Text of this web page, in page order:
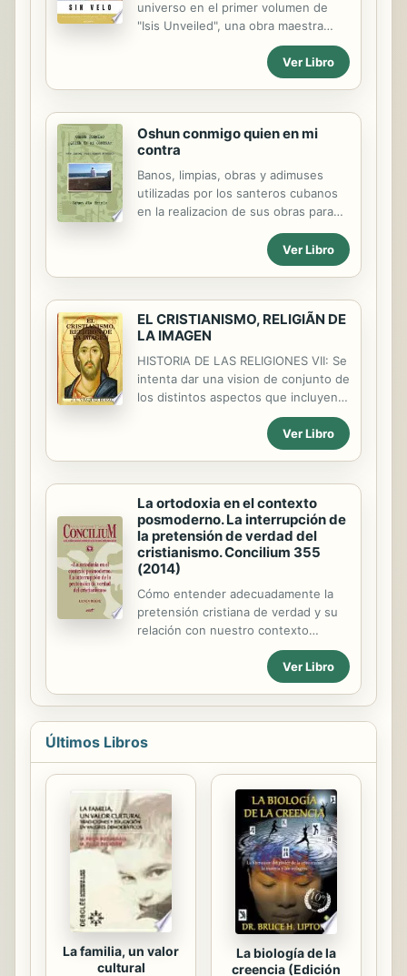
universo en el primer volumen de
"Isis Unveiled", una obra maestra
escrita por Helena Blavatsky.
Sumérgete en un viaje de
conocimiento profundo mientras
ciencias ocultas y la búsqueda
incesante de la verdad. En este
fascinante libro, Blavatsky desafía las
nociones establecidas de la ciencia y
la religión, revelando una visión única
del cosmos y la naturaleza humana.
investigación y una amplia gama de
fuentes históricas y filosóficas, la
autora expone la existencia de
antiguas tradiciones ...
Ver Libro
Oshun conmigo quien en mi
contra
Banos, limpias, obras y adimuses
utilizadas por los santeros cubanos
en la realizacion de sus obras para
limpiezas, desenvolvimiento
economico, crecimiento espiritual,
recuperacion de parejas y muchos
llevar a sus consultas a los creyentes
en esta religion, obras que han sido
recuperadas por la tradicion oral de
generacion en generacion desde sus
antepasados africanos hasta la
actualidad. Una provechosa
santero y de gran utilidad para las
nuevas generaciones de iniciados en
la Regla de Osha.
Ver Libro
EL CRISTIANISMO, RELIGIÃN DE
LA IMAGEN
HISTORIA DE LAS RELIGIONES VII: Se
intenta dar una vision de conjunto de
los distintos aspectos que incluyen
Ver Libro
La ortodoxia en el contexto
posmoderno. La interrupción de
la pretensión de verdad del
cristianismo. Concilium 355
(2014)
Cómo entender adecuadamente la
pretensión cristiana de verdad y su
relación con nuestro contexto
actual? Responder a esta cuestión
implica inmediatamente adentrarse
en la discusión sobre los diferentes
modos en que se entiende esta
pretensión de verdad en relación
con las múltiples modalidades en que
contexto posmoderno la pretensión
de verdad evidente por sí misma se
ve interrumpida tanto desde una
perspectiva sociocultural como
filosófica. De forma concisa se
abordan tres formas de afrontar el
desafío de esta interrupción: una
defiende a la...
Ver Libro
Últimos Libros
La familia, un valor
cultural
La biología de la
creencia (Edición